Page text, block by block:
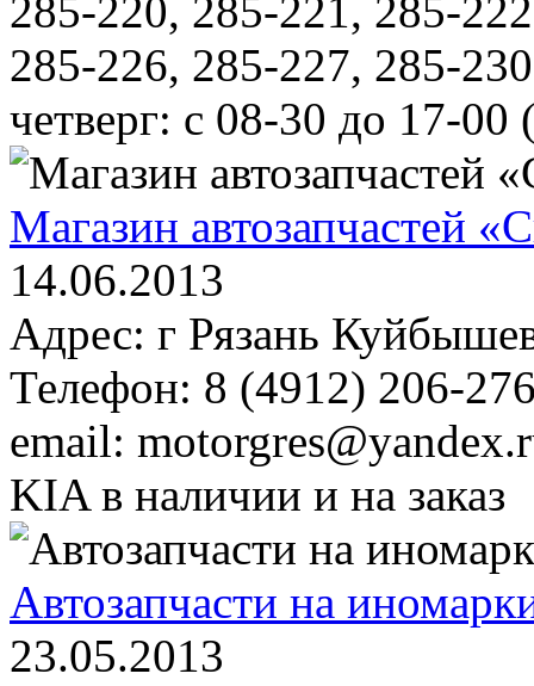
285-220, 285-221, 285-
285-226, 285-227, 285-
четверг: с 08-30 до 17-00
Магазин автозапчастей
14.06.2013
Адрес: г Рязань
Телефон: 8 (4912) 206-
email:
KIA в наличии и на заказ
Автозапчасти на
23.05.2013